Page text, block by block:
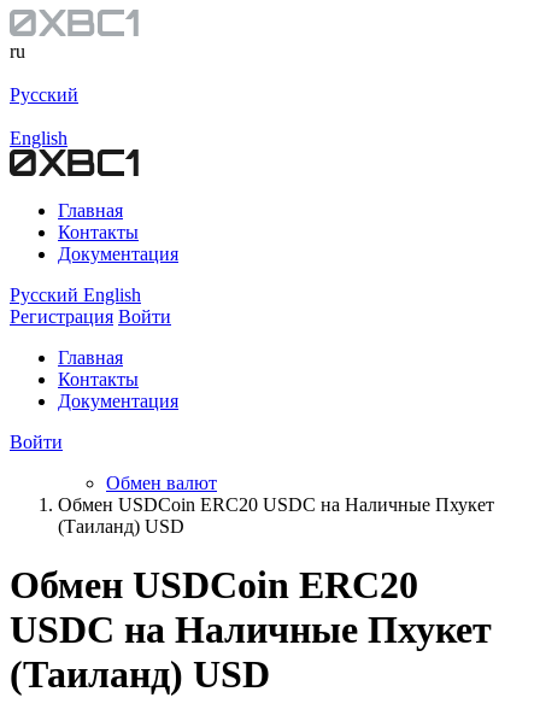
ru
Русский
English
Главная
Контакты
Документация
Русский English
Регистрация Войти
Главная
Контакты
Документация
Войти
Обмен валют
Обмен USDCoin ERC20 USDC на Наличные Пхукет
(Таиланд) USD
Обмен USDCoin ERC20
USDC на Наличные Пхукет
(Таиланд) USD